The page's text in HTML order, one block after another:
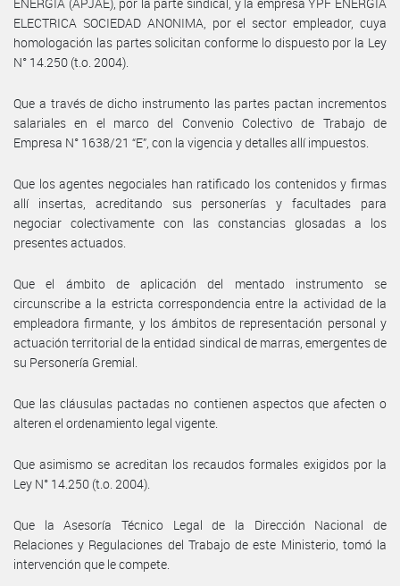
ELECTRICA SOCIEDAD ANONIMA, por el sector empleador, cuya
homologación las partes solicitan conforme lo dispuesto por la Ley
N° 14.250 (t.o. 2004).
Que a través de dicho instrumento las partes pactan incrementos
salariales en el marco del Convenio Colectivo de Trabajo de
Empresa N° 1638/21 “E”, con la vigencia y detalles allí impuestos.
Que los agentes negociales han ratificado los contenidos y firmas
allí insertas, acreditando sus personerías y facultades para
negociar colectivamente con las constancias glosadas a los
presentes actuados.
Que el ámbito de aplicación del mentado instrumento se
circunscribe a la estricta correspondencia entre la actividad de la
empleadora firmante, y los ámbitos de representación personal y
actuación territorial de la entidad sindical de marras, emergentes de
su Personería Gremial.
Que las cláusulas pactadas no contienen aspectos que afecten o
alteren el ordenamiento legal vigente.
Que asimismo se acreditan los recaudos formales exigidos por la
Ley N° 14.250 (t.o. 2004).
Que la Asesoría Técnico Legal de la Dirección Nacional de
Relaciones y Regulaciones del Trabajo de este Ministerio, tomó la
intervención que le compete.